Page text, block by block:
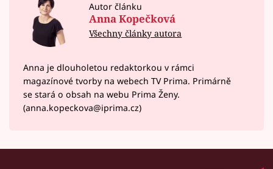
Autor článku
Anna Kopečková
Všechny články autora
Anna je dlouholetou redaktorkou v rámci
magazínové tvorby na webech TV Prima. Primárně
se stará o obsah na webu Prima Ženy.
(anna.kopeckova@iprima.cz)